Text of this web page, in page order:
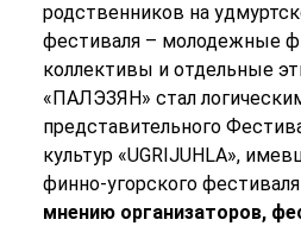
родственников на
фестиваля – молодежные
коллективы и отдельные
«ПАЛЭЗЯН» стал
представительного
культур «UGRIJUHLA»,
финно-угорского
мнению организаторов,